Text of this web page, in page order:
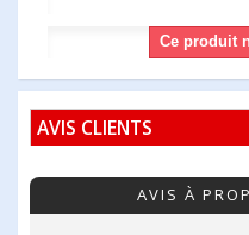
Ce produit
AVIS CLIENTS
AVIS À